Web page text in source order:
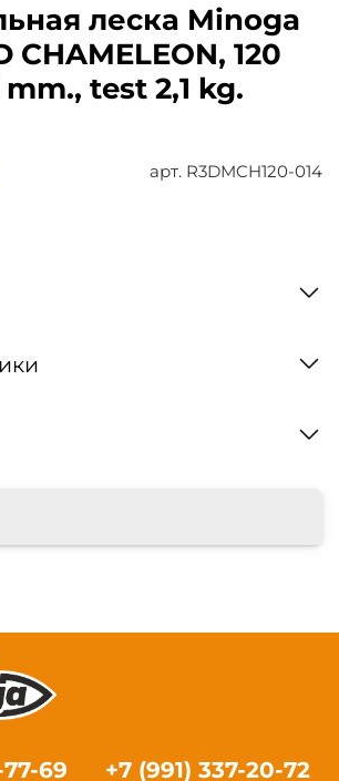
арт. R3DMCH120-014
леска Minoga
CHAMELEON, 120
test 2,1 kg.
69 +7 (991) 337-20-72